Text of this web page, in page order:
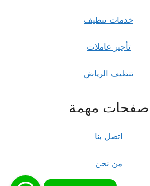
خدمات تنظيف
تأجير عاملات
تنظيف الرياض
صفحات مهمة
اتصل بنا
من نحن